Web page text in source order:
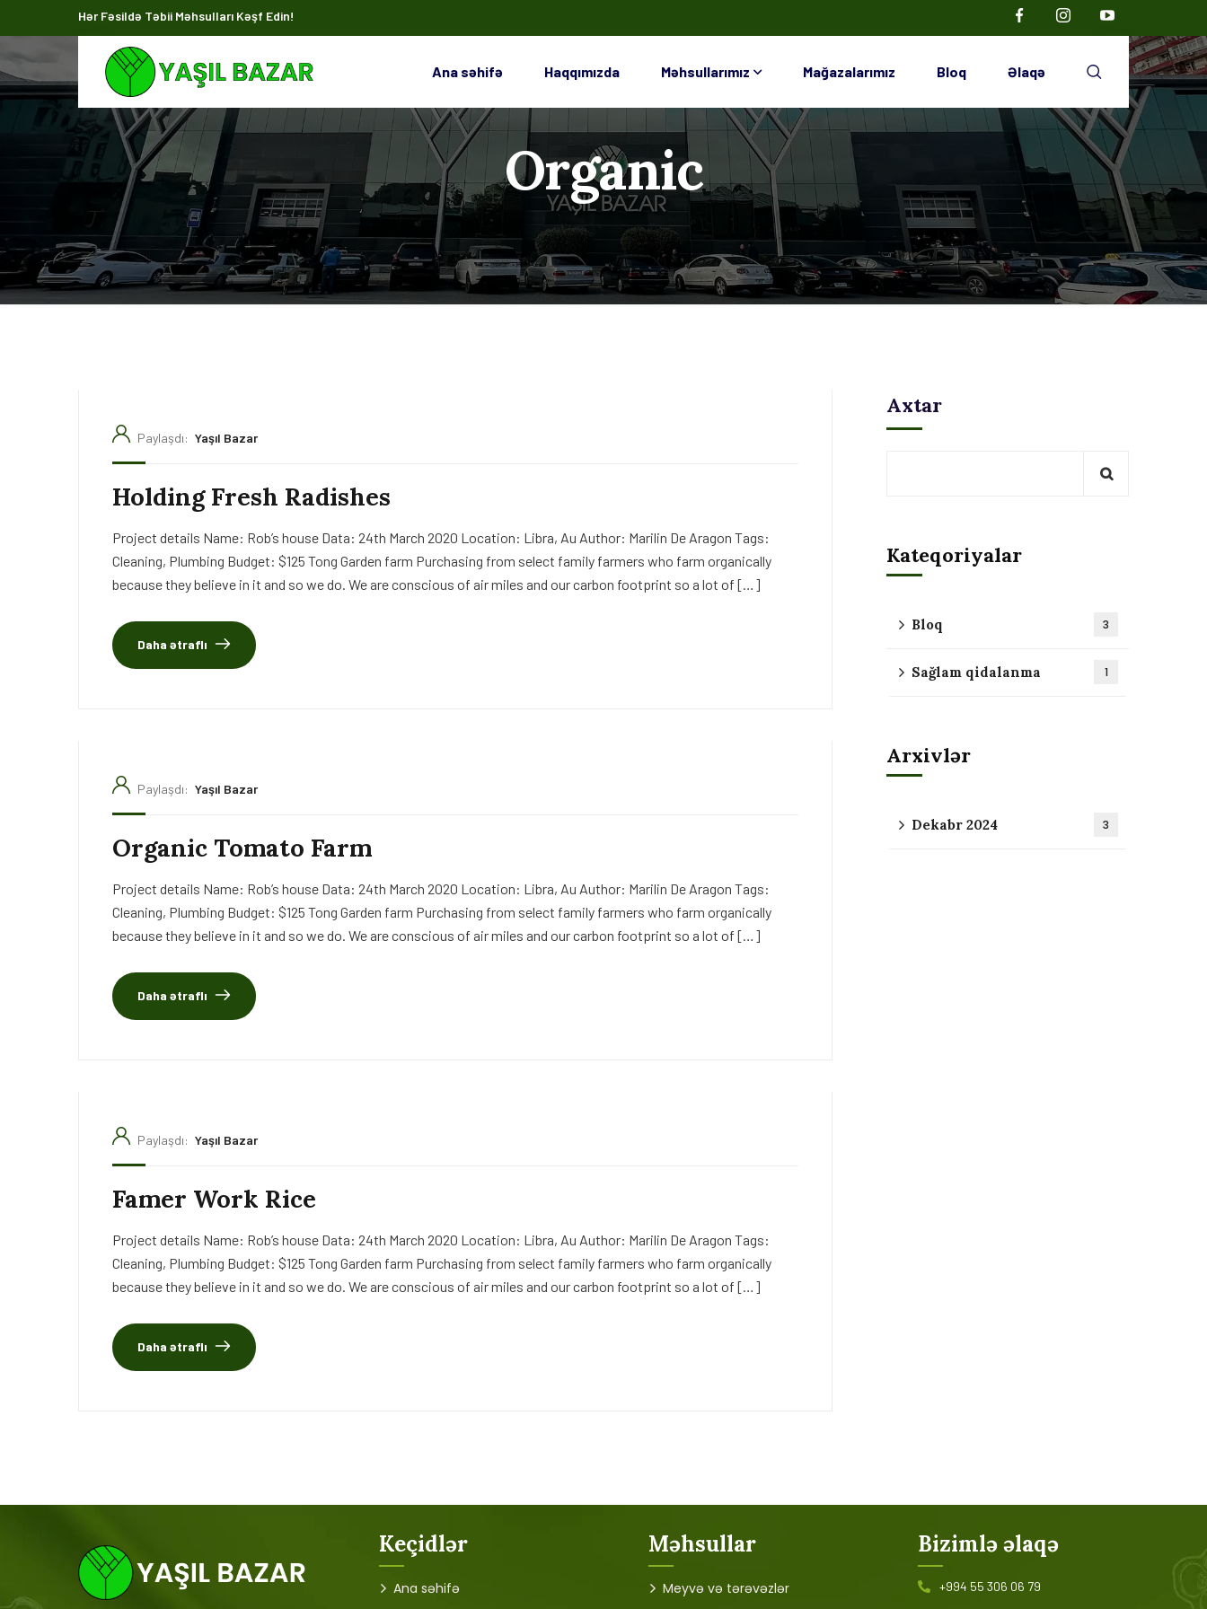
Hər Fəsildə Təbii Məhsulları Kəşf Edin!
Ana səhifə Haqqımızda Məhsullarımız Mağazalarımız Bloq Əlaqə
Organic
Paylaşdı: Yaşıl Bazar
Holding Fresh Radishes
Project details Name: Rob’s house Data: 24th March 2020 Location: Libra, Au Author: Marilin De Aragon Tags:
Cleaning, Plumbing Budget: $125 Tong Garden farm Purchasing from select family farmers who farm organically
because they believe in it and so we do. We are conscious of air miles and our carbon footprint so a lot of […]
Daha ətraflı
Paylaşdı: Yaşıl Bazar
Organic Tomato Farm
Project details Name: Rob’s house Data: 24th March 2020 Location: Libra, Au Author: Marilin De Aragon Tags:
Cleaning, Plumbing Budget: $125 Tong Garden farm Purchasing from select family farmers who farm organically
because they believe in it and so we do. We are conscious of air miles and our carbon footprint so a lot of […]
Daha ətraflı
Paylaşdı: Yaşıl Bazar
Famer Work Rice
Project details Name: Rob’s house Data: 24th March 2020 Location: Libra, Au Author: Marilin De Aragon Tags:
Cleaning, Plumbing Budget: $125 Tong Garden farm Purchasing from select family farmers who farm organically
because they believe in it and so we do. We are conscious of air miles and our carbon footprint so a lot of […]
Daha ətraflı
Axtar
Kateqoriyalar
Bloq 3
Sağlam qidalanma 1
Arxivlər
Dekabr 2024 3
Keçidlər
Ana səhifə
Məhsullar
Meyvə və tərəvəzlər
Bizimlə əlaqə
+994 55 306 06 79